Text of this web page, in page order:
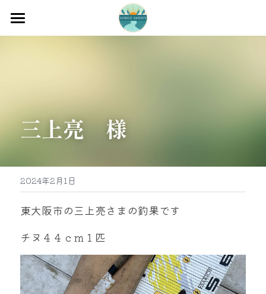
ホーム
牡蠣販売
グッズ販売
駐車場
お問い合わせ
0597-32-0573
mtok0617love@yahoo.co.jp
三上亮　様
2024年2月1日
東大阪市の三上亮さまの釣果です
チヌ４４ｃｍ１匹